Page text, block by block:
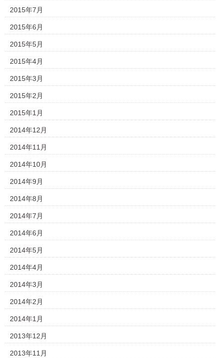
2015年7月
2015年6月
2015年5月
2015年4月
2015年3月
2015年2月
2015年1月
2014年12月
2014年11月
2014年10月
2014年9月
2014年8月
2014年7月
2014年6月
2014年5月
2014年4月
2014年3月
2014年2月
2014年1月
2013年12月
2013年11月